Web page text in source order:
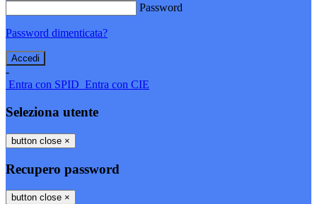
Password
Password dimenticata?
-
Entra con SPID Entra con CIE
Seleziona utente
button close ×
Recupero password
button close ×